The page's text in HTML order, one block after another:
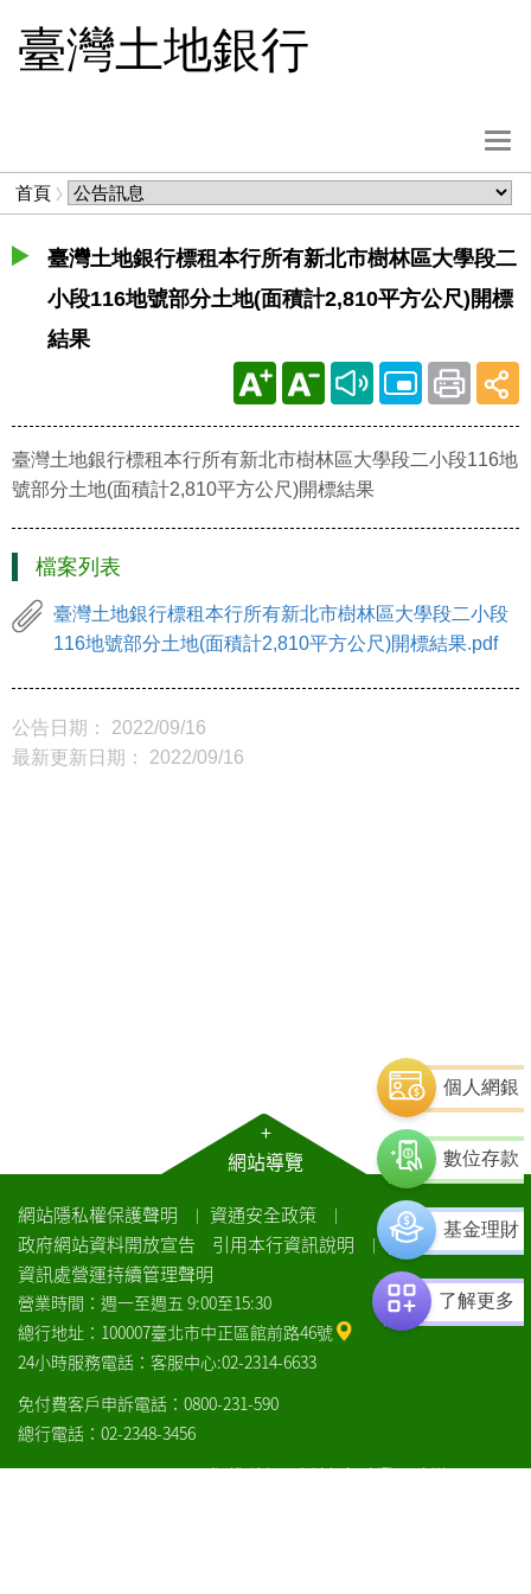
臺灣土地銀行
選
單
按
首頁
麵
包
屑
臺灣土地銀行標租本行所有新北市樹林區大學段二
小段116地號部分土地(面積計2,810平方公尺)開標
結果
臺灣土地銀行標租本行所有新北市樹林區大學段二小段116地
號部分土地(面積計2,810平方公尺)開標結果
檔案列表
臺灣土地銀行標租本行所有新北市樹林區大學段二小段
116地號部分土地(面積計2,810平方公尺)開標結果.pdf
公告日期： 2022/09/16
最新更新日期： 2022/09/16
+
網站導覽
網站隱私權保護聲明 ｜ 資通安全政策 ｜
政府網站資料開放宣告 引用本行資訊說明 ｜
資訊處營運持續管理聲明
營業時間：週一至週五 9:00至15:30
總行地址：100007臺北市中正區館前路46號
24小時服務電話：客服中心:02-2314-6633
免付費客戶申訴電話：0800-231-590
總行電話：02-2348-3456
COPYRIGHT© LANDBANK 版權所有：土地銀行瀏覽器建議
個人網銀
數位存款
基金理財
了解更多